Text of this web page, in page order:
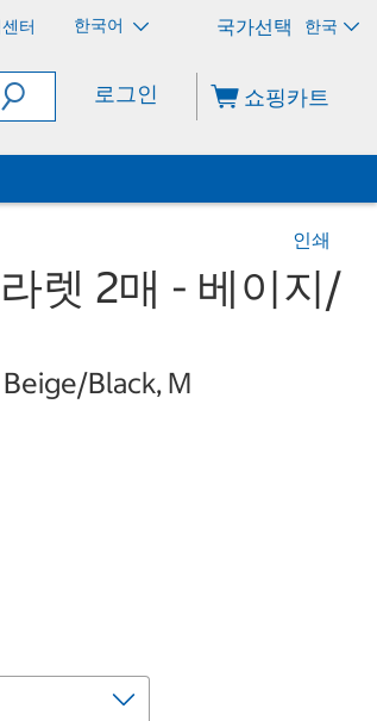
터 한국어 한국
로그인 쇼핑카트
인쇄
렛 2매 - 베이지/
Black, M